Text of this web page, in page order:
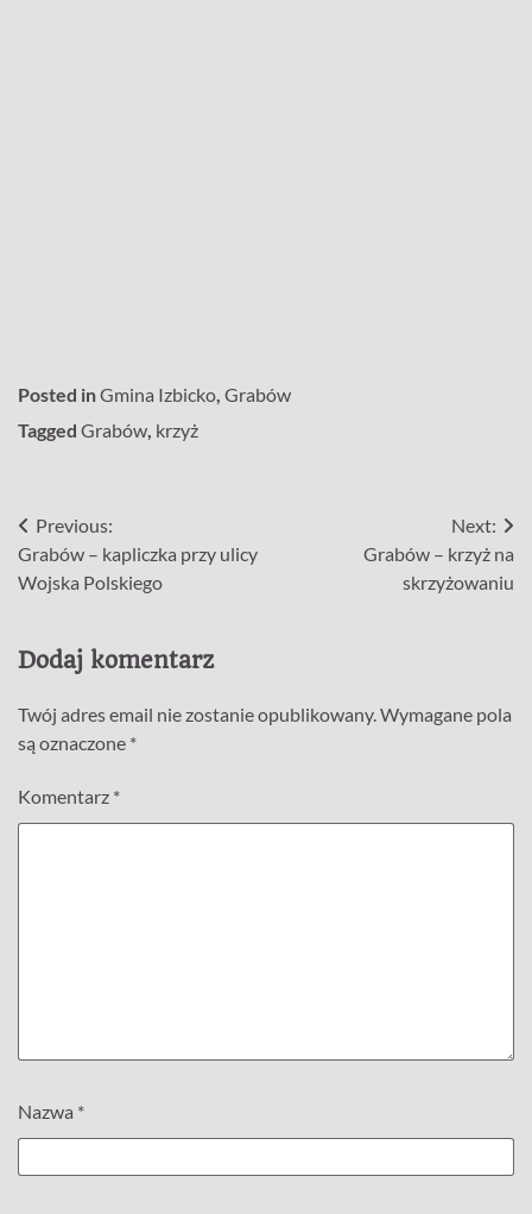
Posted inGmina Izbicko, Grabów
Tagged Grabów, krzyż
Nawigacja
wpisu
Previous:
Grabów – kapliczka przy ulicy
Wojska Polskiego
Next:
Grabów – krzyż na
skrzyżowaniu
Dodaj komentarz
Twój adres email nie zostanie opublikowany.Wymagane pola
są oznaczone *
Komentarz *
Nazwa *